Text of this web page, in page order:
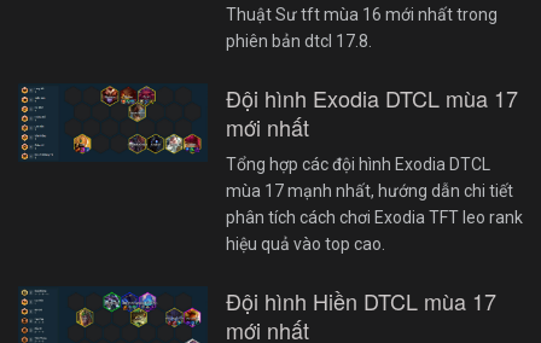
Thuật Sư tft mùa 16 mới nhất trong
phiên bản dtcl 17.8.
Đội hình Exodia DTCL mùa 17
mới nhất
Tổng hợp các đội hình Exodia DTCL
mùa 17 mạnh nhất, hướng dẫn chi tiết
phân tích cách chơi Exodia TFT leo rank
hiệu quả vào top cao.
Đội hình Hiền DTCL mùa 17
mới nhất